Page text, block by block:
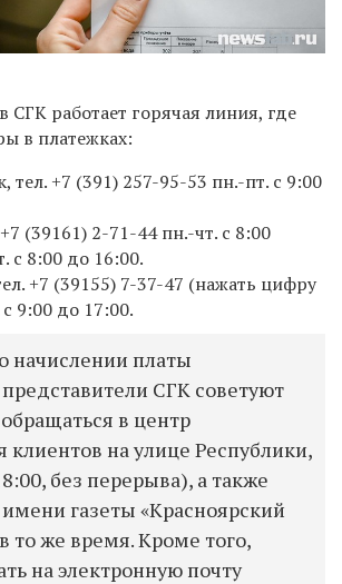
в СГК работает горячая линия, где
в платежках:
тел. +7 (391) 257-95-53 пн.-пт. с 9:00
(39161) 2-71-44пн.-чт. с 8:00
с 8:00 до 16:00.
+7 (39155) 7-37-47 (нажать цифру
9:00 до 17:00.
начислении платы
СГК советуют
в центр
клиентов на улице Республики,
без перерыва), а также
газеты «Красноярский
то же время. Кроме того,
на электронную почту